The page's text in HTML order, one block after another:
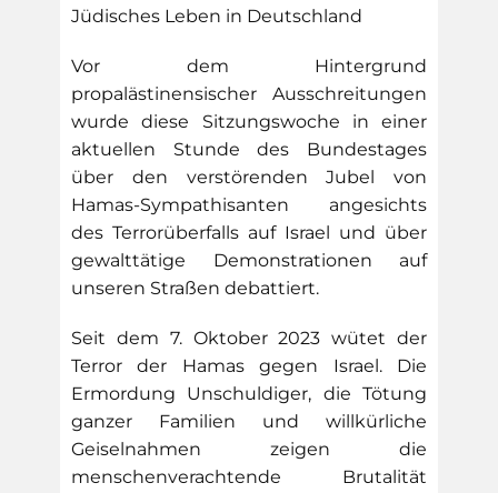
Jüdisches Leben in Deutschland
Vor dem Hintergrund
propalästinensischer Ausschreitungen
wurde diese Sitzungswoche in einer
aktuellen Stunde des Bundestages
über den verstörenden Jubel von
Hamas-Sympathisanten angesichts
des Terrorüberfalls auf Israel und über
gewalttätige Demonstrationen auf
unseren Straßen debattiert.
Seit dem 7. Oktober 2023 wütet der
Terror der Hamas gegen Israel. Die
Ermordung Unschuldiger, die Tötung
ganzer Familien und willkürliche
Geiselnahmen zeigen die
menschenverachtende Brutalität